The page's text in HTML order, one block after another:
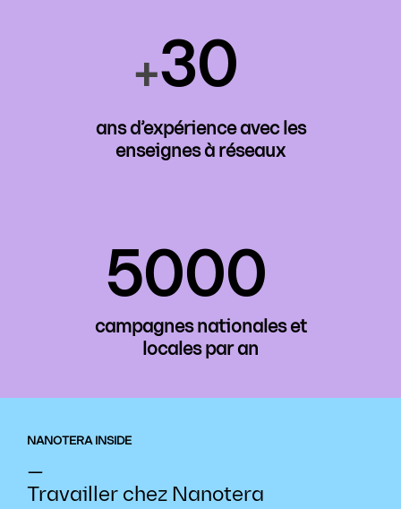
+30
ans d’expérience avec les
enseignes à réseaux
5000
campagnes nationales et
locales par an
NANOTERA INSIDE
—
Travailler chez Nanotera